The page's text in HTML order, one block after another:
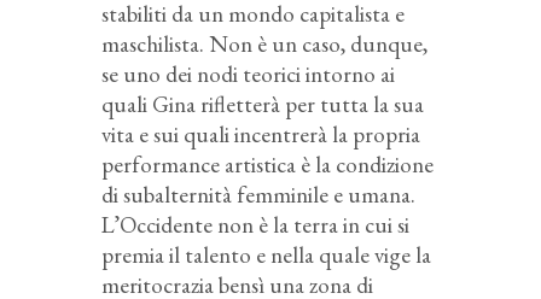
stabiliti da un mondo capitalista e
maschilista. Non è un caso, dunque,
se uno dei nodi teorici intorno ai
quali Gina rifletterà per tutta la sua
vita e sui quali incentrerà la propria
performance artistica è la condizione
di subalternità femminile e umana.
L’Occidente non è la terra in cui si
premia il talento e nella quale vige la
meritocrazia bensì una zona di